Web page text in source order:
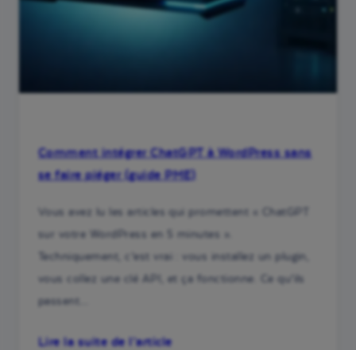
Comment intégrer ChatGPT à WordPress sans
se faire piéger (guide PME)
Vous avez lu les articles qui promettent « ChatGPT
sur votre WordPress en 5 minutes ».
Techniquement, c’est vrai : vous installez un plugin,
vous collez une clé API, et ça fonctionne. Ce qu’ils
passent…
Lire la suite de l’article